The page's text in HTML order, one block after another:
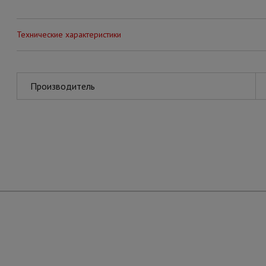
Технические характеристики
Производитель